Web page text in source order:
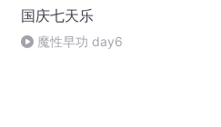
国庆七天乐
魔性早功 day6